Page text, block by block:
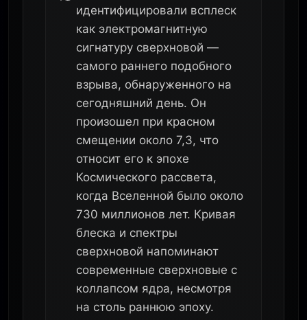
идентифицировали всплеск
как электромагнитную
сигнатуру сверхновой —
самого раннего подобного
взрыва, обнаруженного на
сегодняшний день. Он
произошел при красном
смещении около 7,3, что
относит его к эпохе
Космического рассвета,
когда Вселенной было около
730 миллионов лет. Кривая
блеска и спектры
сверхновой напоминают
современные сверхновые с
коллапсом ядра, несмотря
на столь раннюю эпоху.